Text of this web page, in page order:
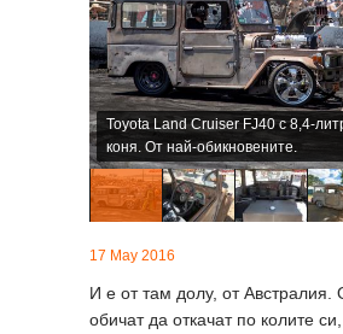
Toyota Land Cruiser FJ40 с 8,4-
коня. От най-обикновените.
17 May 2016
И е от там долу, от Австралия.
обичат да откачат по колите